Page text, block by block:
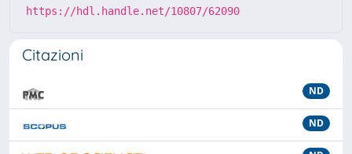
https://hdl.handle.net/10807/62090
Citazioni
ND
ND